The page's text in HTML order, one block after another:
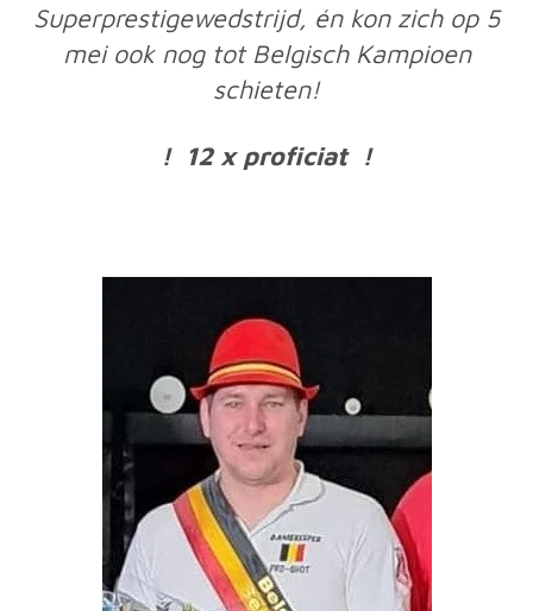
Superprestigewedstrijd, én kon zich op 5
mei ook nog tot Belgisch Kampioen
schieten!
! 12 x proficiat !